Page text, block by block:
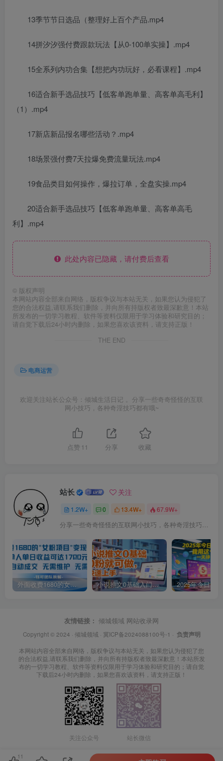
13季节节日选品（整理好上百个产品.mp4
14拼汐汐强付费跟款玩法【从0-100单实操】.mp4
15全系列内功合集【想把内功玩好，必看课程】.mp4
16适合新手选品技巧【低客单跑单量、高客单高毛利】
（1）.mp4
17新店新品报名哪些活动？.mp4
18场景强付费7天拉爆免费流量玩法.mp4
19食品类目如何操作，爆拉订单，全盘实操.mp4
20适合新手选品技巧【低客单跑单量、高客单高毛
利】.mp4
此处内容已隐藏，请付费后查看
© 版权声明
本网站内容全部来自网络，版权争议与本站无关，如果您认为侵犯了
您的合法权益,请联系我们删除，并向所有持版权者致最深歉意！本站
所发布的一切学习教程、软件等资料仅限用于学习体验和研究目的；
请自觉下载后24小时内删除，如果您喜欢该资料，请支持正版！
THE END
电商运营
欢迎关注站长公众号：倾城生活日记 。分享一些奇奇怪怪的互联
网小技巧，各种奇淫技巧都有哦~
点赞 11 分享 收藏
站长 关注
1.2W+ 0 13.4W+ 67.9W+
分享一些奇奇怪怪的互联网小技巧，各种奇淫技巧都在本站。
外面收费1680的女粉项目变现，单人单日收益可达1.7k，全自动成交无需维护 小说推文0基础入门教程，0粉就可做，快速上手
友情链接： 倾城领域 网站收录网
Copyright © 2024 · 倾城领域 · 冀ICP备2024088100号-1 · 负责声明
本网站内容全部来自网络，版权争议与本站无关，如果您认为侵犯了您
的合法权益,请联系我们删除，并向所有持版权者致最深歉意！本站所发
布的一切学习教程、软件等资料仅限用于学习体验和研究目的；请自觉
下载后24小时内删除，如果您喜欢该资料，请支持正版！
关注公众号 站长微信
11